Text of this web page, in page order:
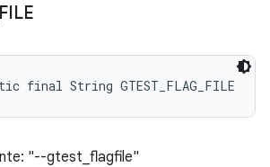
FILE
final String GTEST_FLAG_FILE
"--gtest_flagfile"